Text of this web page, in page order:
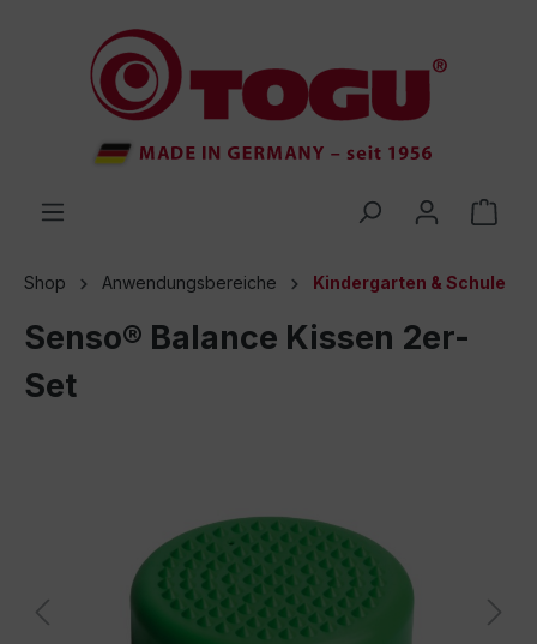
springen
Shop Anwendungsbereiche Kindergarten & Schule
Senso® Balance Kissen 2er-
Set